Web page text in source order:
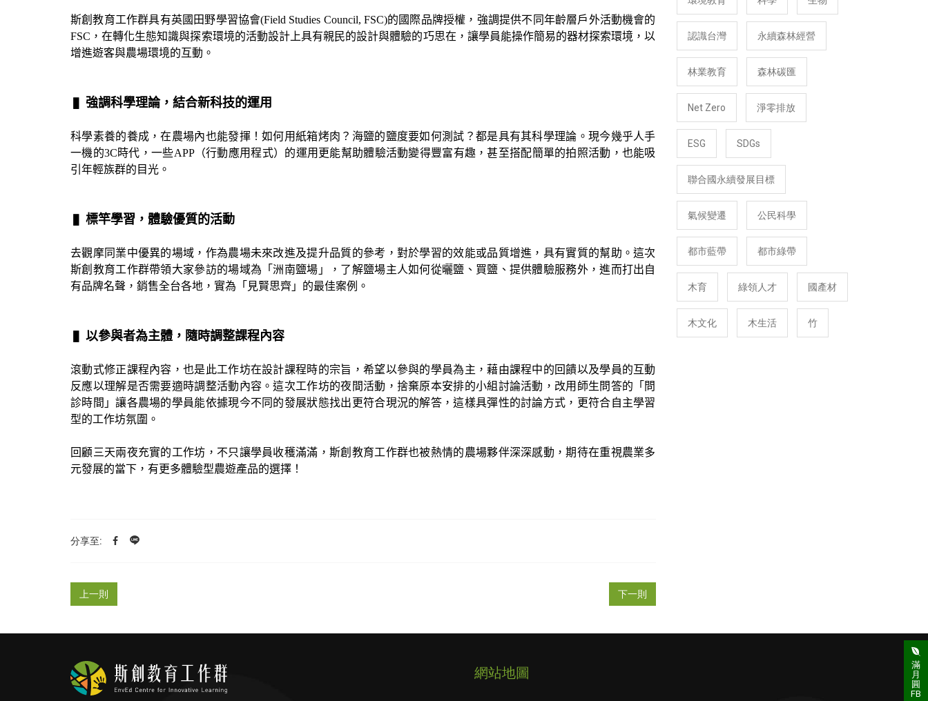
斯創教育工作群具有英國田野學習協會(Field Studies Council, FSC)的國際品牌授權，強調提供不同年齡層戶外活動機會的
FSC，在轉化生態知識與探索環境的活動設計上具有親民的設計與體驗的巧思在，讓學員能操作簡易的器材探索環境，以
增進遊客與農場環境的互動。
▌​​​​​​​ 強調科學理論，結合新科技的運用
科學素養的養成，在農場內也能發揮！如何用紙箱烤肉？海鹽的鹽度要如何測試？都是具有其科學理論。現今幾乎人手
一機的3C時代，一些APP（行動應用程式）的運用更能幫助體驗活動變得豐富有趣，甚至搭配簡單的拍照活動，也能吸
引年輕族群的目光。
▌​​​​​​​ 標竿學習，體驗優質的活動
去觀摩同業中優異的場域，作為農場未來改進及提升品質的參考，對於學習的效能或品質增進，具有實質的幫助。這次
斯創教育工作群帶領大家參訪的場域為「洲南鹽場」，了解鹽場主人如何從曬鹽、買鹽、提供體驗服務外，進而打出自
有品牌名聲，銷售全台各地，實為「見賢思齊」的最佳案例。
▌ 以參與者為主體，隨時調整課程內容
滾動式修正課程內容，也是此工作坊在設計課程時的宗旨，希望以參與的學員為主，藉由課程中的回饋以及學員的互動
反應以理解是否需要適時調整活動內容。這次工作坊的夜間活動，捨棄原本安排的小組討論活動，改用師生問答的「問
診時間」讓各農場的學員能依據現今不同的發展狀態找出更符合現況的解答，這樣具彈性的討論方式，更符合自主學習
型的工作坊氛圍。
回顧三天兩夜充實的工作坊，不只讓學員收穫滿滿，斯創教育工作群也被熱情的農場夥伴深深感動，期待在重視農業多
元發展的當下，有更多體驗型農遊產品的選擇！
分享至:
上一則 下一則
認識台灣 永續森林經營
林業教育 森林碳匯
Net Zero 淨零排放
ESG SDGs
聯合國永續發展目標
氣候變遷 公民科學
都市藍帶 都市綠帶
木育 綠領人才 國產材
木文化 木生活 竹
滿
月
圓
FB
網站地圖